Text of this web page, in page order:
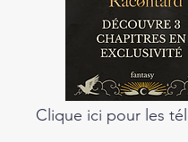
Clique ici pour les